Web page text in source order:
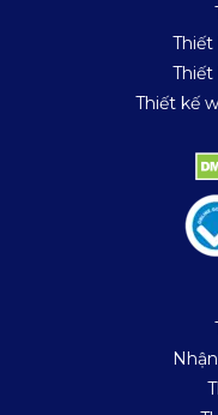
Thiết
Thiết kế